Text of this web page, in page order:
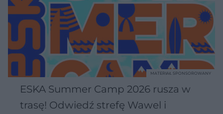
ESKA Summer Camp 2026 rusza w
trasę! Odwiedź strefę Wawel i
MATERIAŁ SPONSOROWANY